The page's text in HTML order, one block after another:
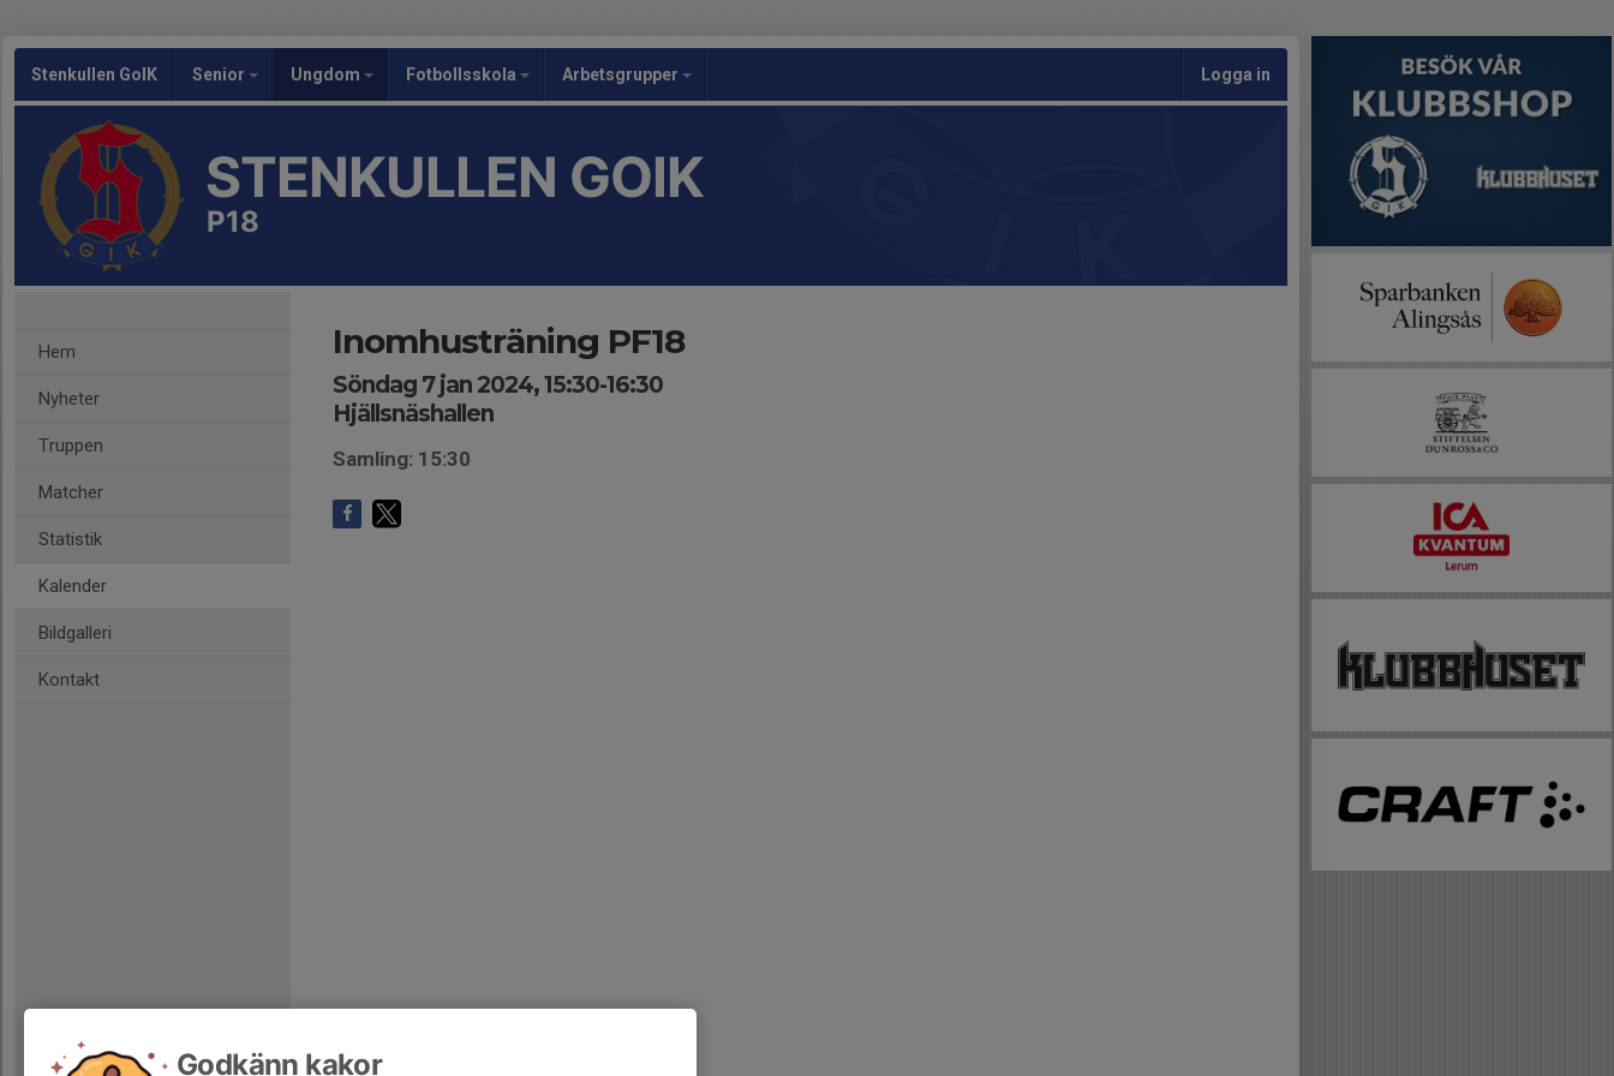
Stenkullen GoIK Senior Ungdom Fotbollsskola Arbetsgrupper Logga in
STENKULLEN GOIK
P18
Hem
Nyheter
Truppen
Matcher
Statistik
Kalender
Bildgalleri
Kontakt
Inomhusträning PF18
Söndag 7 jan 2024, 15:30-16:30
Hjällsnäshallen
Samling: 15:30
Godkänn kakor